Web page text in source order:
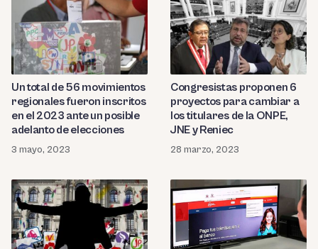
Un total de 56 movimientos
regionales fueron inscritos
en el 2023 ante un posible
adelanto de elecciones
3 mayo, 2023
Congresistas proponen 6
proyectos para cambiar a
los titulares de la ONPE,
JNE y Reniec
28 marzo, 2023